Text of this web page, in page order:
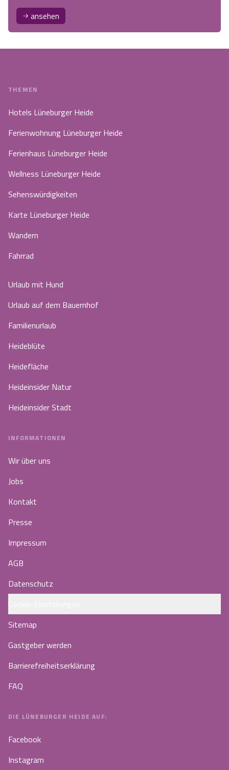
ansehen
THEMEN
Hotels Lüneburger Heide
Ferienwohnung Lüneburger Heide
Ferienhaus Lüneburger Heide
Wellness Lüneburger Heide
Sehenswürdigkeiten
Karte Lüneburger Heide
Wandern
Fahrrad
Urlaub mit Hund
Urlaub auf dem Bauernhof
Familienurlaub
Heideblüte
Heidefläche
Heideinsider Natur
Heideinsider Stadt
INFORMATIONEN
Wir über uns
Jobs
Kontakt
Presse
Impressum
AGB
Datenschutz
Sitemap
Gastgeber werden
Barrierefreiheitserklärung
FAQ
DIE LÜNEBURGER HEIDE AUF:
Facebook
Instagram